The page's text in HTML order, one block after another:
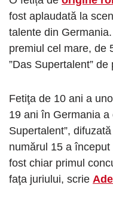
fost aplaudată la
talente din
premiul cel mare, de
”Das Supertalent”
Fetiţa de 10 ani a
19 ani în Germania a
Supertalent”,
numărul 15 a
fost chiar primul
faţa juriului, scrie